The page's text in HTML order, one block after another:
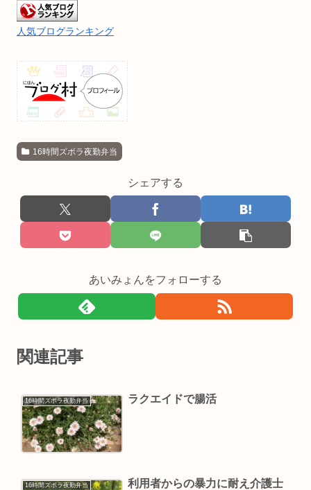
人気ブログランキング
16時間ズボラ夜勤弁当
シェアする
あいみょんをフォローする
関連記事
16時間ズボラ夜勤弁当 ラクエイドで腸活
16時間ズボラ夜勤弁当
利用者からの暴力に耐え介護士